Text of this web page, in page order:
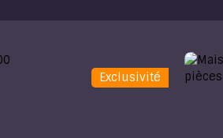
Exclusivité